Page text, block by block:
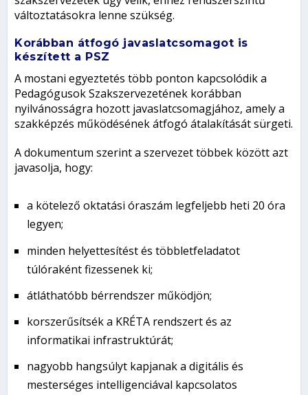
változtatásokra lenne szükség.
Korábban átfogó javaslatcsomagot is
készített a PSZ
A mostani egyeztetés több ponton kapcsolódik a
Pedagógusok Szakszervezetének korábban
nyilvánosságra hozott javaslatcsomagjához, amely a
szakképzés működésének átfogó átalakítását sürgeti.
A dokumentum szerint a szervezet többek között azt
javasolja, hogy:
a kötelező oktatási óraszám legfeljebb heti 20 óra
legyen;
minden helyettesítést és többletfeladatot
túlóraként fizessenek ki;
átláthatóbb bérrendszer működjön;
korszerűsítsék a KRÉTA rendszert és az
informatikai infrastruktúrát;
nagyobb hangsúlyt kapjanak a digitális és
mesterséges intelligenciával kapcsolatos